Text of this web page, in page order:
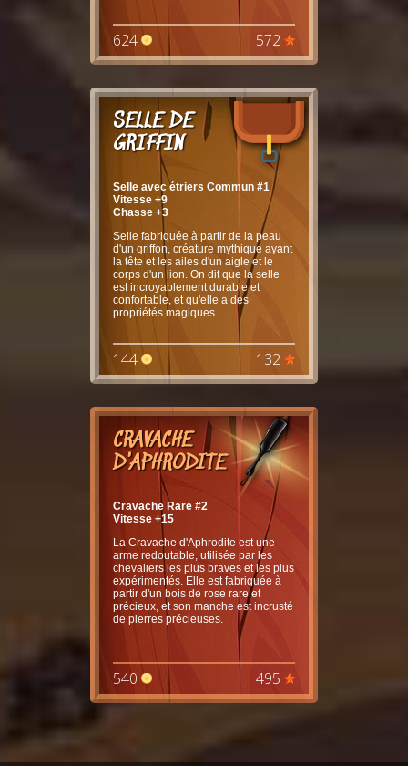
624 572
SELLE DE
GRIFFIN
Selle avec étriers Commun #1
Vitesse +9
Chasse +3
Selle fabriquée à partir de la peau
d'un griffon, créature mythique ayant
la tête et les ailes d'un aigle et le
corps d'un lion. On dit que la selle
est incroyablement durable et
confortable, et qu'elle a des
propriétés magiques.
144 132
CRAVACHE
D'APHRODITE
Cravache Rare #2
Vitesse +15
La Cravache d'Aphrodite est une
arme redoutable, utilisée par les
chevaliers les plus braves et les plus
expérimentés. Elle est fabriquée à
partir d'un bois de rose rare et
précieux, et son manche est incrusté
de pierres précieuses.
540 495